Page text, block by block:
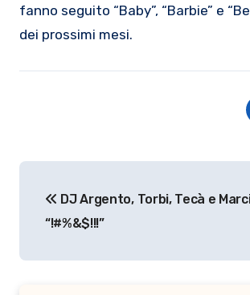
fanno seguito “Baby”, “Barbie” e
dei prossimi mesi.
articoli
DJ Argento, Torbi, Tecà e
“!#%&$!!!”